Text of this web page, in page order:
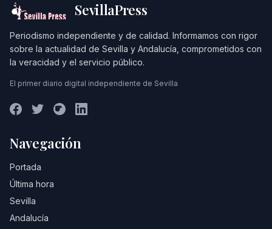
SevillaPress
Periodismo independiente y de calidad. Informamos con rigor
sobre la actualidad de Sevilla y Andalucía, comprometidos con
la veracidad y el servicio público.
El primer diario digital independiente de Sevilla
Navegación
Portada
Última hora
Sevilla
Andalucía